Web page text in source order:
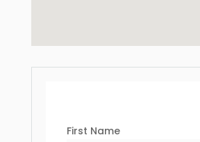
First Name